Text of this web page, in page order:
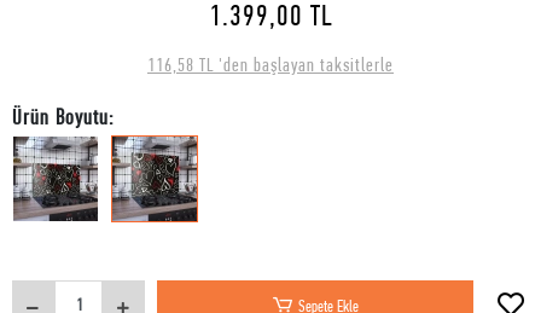
1.399,00 TL
116,58 TL 'den başlayan taksitlerle
Ürün Boyutu:
Sepete Ekle